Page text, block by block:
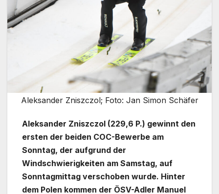
Aleksander Zniszczol; Foto: Jan Simon Schäfer
Aleksander Zniszczol (229,6 P.) gewinnt den
ersten der beiden COC-Bewerbe am
Sonntag, der aufgrund der
Windschwierigkeiten am Samstag, auf
Sonntagmittag verschoben wurde. Hinter
dem Polen kommen der ÖSV-Adler Manuel